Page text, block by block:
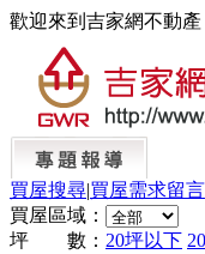
歡迎來到吉家網不動
買屋搜尋|買屋需求留言
買屋區域：
坪 數： 20坪以下